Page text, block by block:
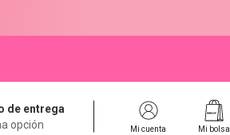
de entrega
opción
Mi cuenta Mi bolsa